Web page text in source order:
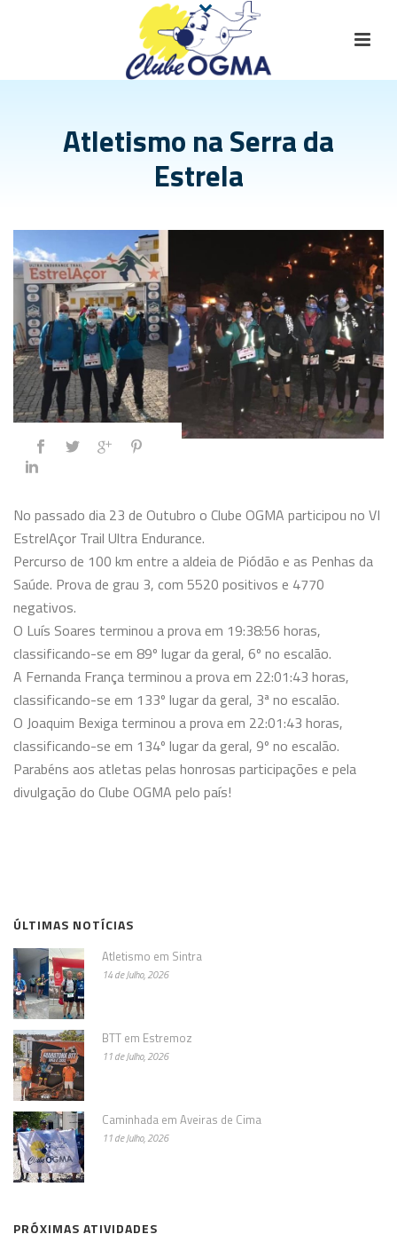
Atletismo na Serra da
Estrela
No passado dia 23 de Outubro o Clube OGMA participou no VI
EstrelAçor Trail Ultra Endurance.
Percurso de 100 km entre a aldeia de Piódão e as Penhas da
Saúde. Prova de grau 3, com 5520 positivos e 4770
negativos.
O Luís Soares terminou a prova em 19:38:56 horas,
classificando-se em 89º lugar da geral, 6º no escalão.
A Fernanda França terminou a prova em 22:01:43 horas,
classificando-se em 133º lugar da geral, 3ª no escalão.
O Joaquim Bexiga terminou a prova em 22:01:43 horas,
classificando-se em 134º lugar da geral, 9º no escalão.
Parabéns aos atletas pelas honrosas participações e pela
divulgação do Clube OGMA pelo país!
ÚLTIMAS NOTÍCIAS
Atletismo em Sintra
14 de Julho, 2026
BTT em Estremoz
11 de Julho, 2026
Caminhada em Aveiras de Cima
11 de Julho, 2026
PRÓXIMAS ATIVIDADES